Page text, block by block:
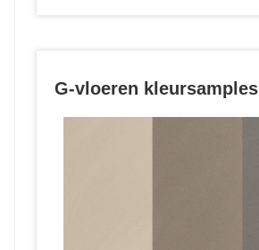
G-vloeren kleursamples